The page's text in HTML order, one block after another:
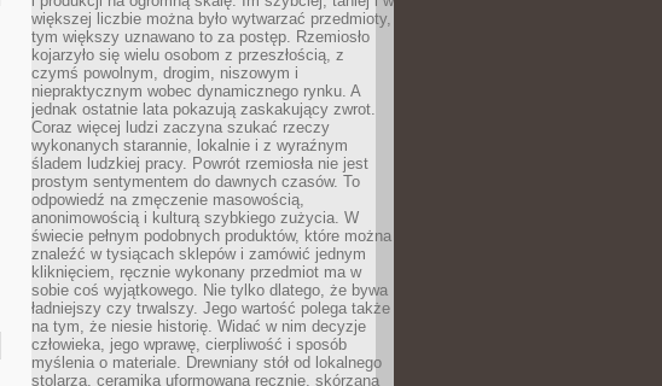
większej liczbie można było wytwarzać przedmioty,
tym większy uznawano to za postęp. Rzemiosło
kojarzyło się wielu osobom z przeszłością, z
czymś powolnym, drogim, niszowym i
niepraktycznym wobec dynamicznego rynku. A
jednak ostatnie lata pokazują zaskakujący zwrot.
Coraz więcej ludzi zaczyna szukać rzeczy
wykonanych starannie, lokalnie i z wyraźnym
śladem ludzkiej pracy. Powrót rzemiosła nie jest
prostym sentymentem do dawnych czasów. To
odpowiedź na zmęczenie masowością,
anonimowością i kulturą szybkiego zużycia. W
świecie pełnym podobnych produktów, które można
znaleźć w tysiącach sklepów i zamówić jednym
kliknięciem, ręcznie wykonany przedmiot ma w
sobie coś wyjątkowego. Nie tylko dlatego, że bywa
ładniejszy czy trwalszy. Jego wartość polega także
na tym, że niesie historię. Widać w nim decyzje
człowieka, jego wprawę, cierpliwość i sposób
myślenia o materiale. Drewniany stół od lokalnego
stolarza, ceramika uformowana ręcznie, skórzana